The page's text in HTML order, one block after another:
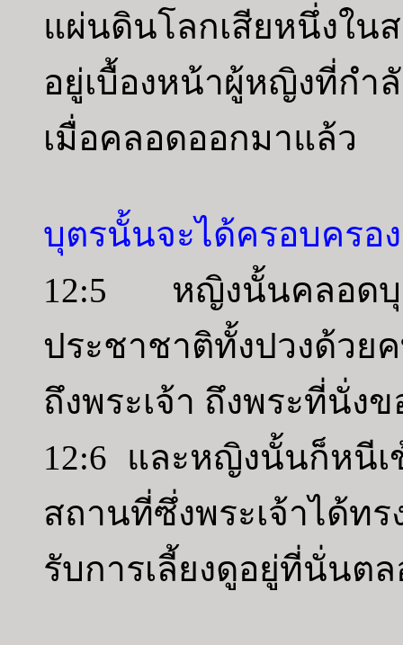
แผ่นดินโลกเสียหนึ่งใ
อยู่เบื้องหน้าผู้หญิงที่กำ
เมื่อคลอดออกมาแล้ว
บุตรนั้นจะได้ครอบครอง
12:5 หญิงนั้นคลอดบุ
ประชาชาติทั้งปวงด้วย
ถึงพระเจ้า ถึงพระที่นั่ง
12:6 และหญิงนั้นก็หนี
สถานที่ซึ่งพระเจ้าได้ทร
รับการเลี้ยงดูอยู่ที่นั่นต